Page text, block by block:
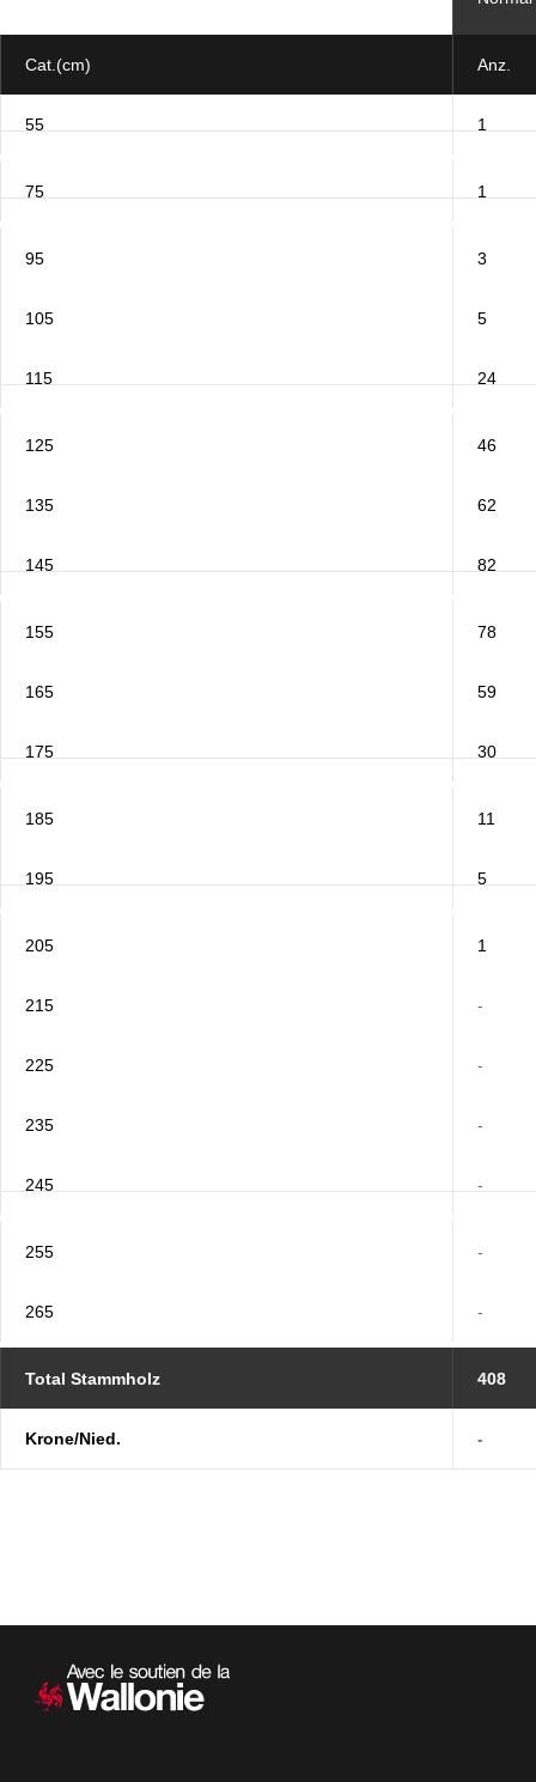
Cat.(cm) Anz.
55 1
75 1
95 3
105 5
115 24
125 46
135 62
145 82
155 78
165 59
175 30
185 11
195 5
205 1
215 -
225 -
235 -
245 -
255 -
265 -
Total Stammholz 408
Krone/Nied. -